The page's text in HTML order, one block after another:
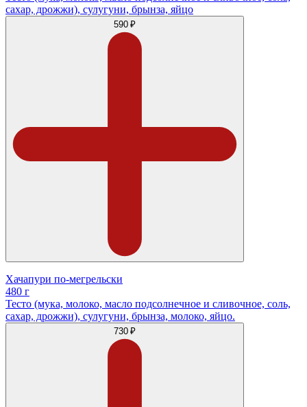
сахар, дрожжи), сулугуни, брынза, яйцо
590 ₽
Хачапури по-мегрельски
480 г
Тесто (мука, молоко, масло подсолнечное и сливочное, соль,
сахар, дрожжи), сулугуни, брынза, молоко, яйцо.
730 ₽